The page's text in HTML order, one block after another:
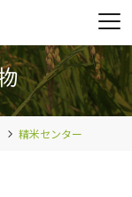
精米センター